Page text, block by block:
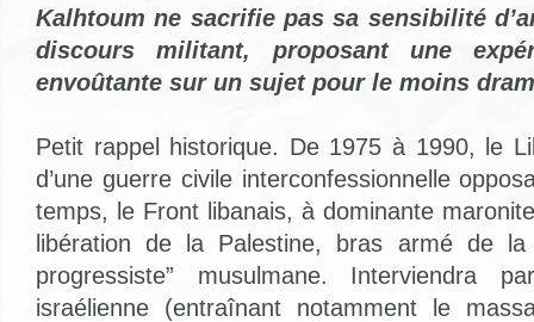
Kalhtoum ne sacrifie pas sa sensibilité
discours militant, proposant une
envoûtante sur un sujet pour le moins
Petit rappel historique. De 1975 à 1990, le
d’une guerre civile interconfessionnelle
temps, le Front libanais, à dominante
libération de la Palestine, bras armé de la
progressiste” musulmane. Interviendra
israélienne (entraînant notamment le